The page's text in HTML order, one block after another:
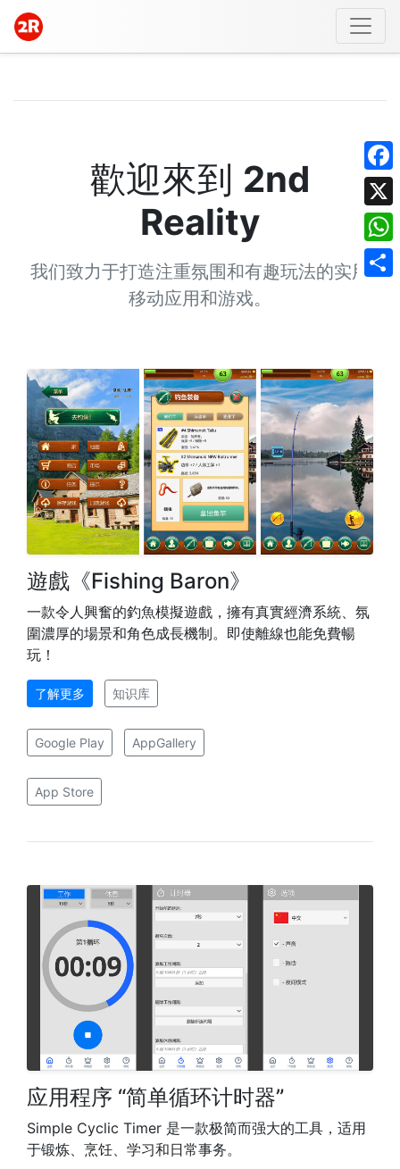
X
歡迎來到 2nd
Reality
我们致力于打造注重氛围和有趣玩法的实用
移动应用和游戏。
遊戲《Fishing Baron》
一款令人興奮的釣魚模擬遊戲，擁有真實經濟系統、氛
圍濃厚的場景和角色成長機制。即使離線也能免費暢
玩！
了解更多 知识库
Google Play AppGallery
App Store
应用程序 “简单循环计时器”
Simple Cyclic Timer 是一款极简而强大的工具，适用
于锻炼、烹饪、学习和日常事务。